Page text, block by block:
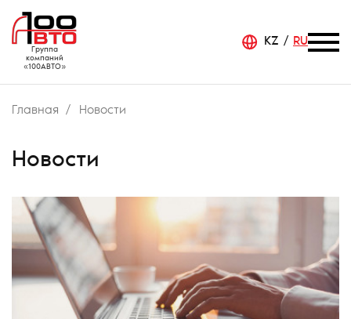
Группа
компаний
«100АВТО»
KZ RU
Главная Новости
Новости